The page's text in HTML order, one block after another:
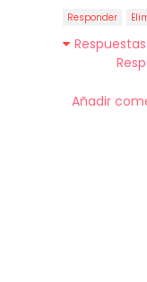
Responder
Respuestas
Añadir